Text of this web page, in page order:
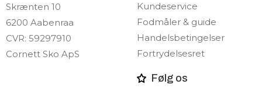
Skrænten 10
6200 Aabenraa
CVR: 59297910
Cornett Sko ApS
Kundeservice
Fodmåler & guide
Handelsbetingelser
Fortrydelsesret
Følg os